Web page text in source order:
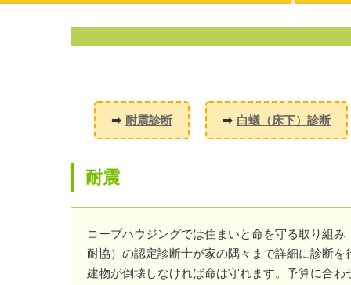
耐震診断 白蟻（床下）診断
耐震
コープハウジングでは住まいと命を守る取り組
耐協）の認定診断士が家の隅々まで詳細に診断を
建物が倒壊しなければ命は守れます。予算に合